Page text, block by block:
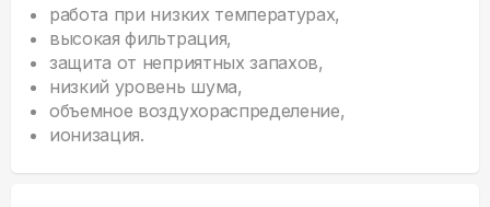
работа при низких температурах,
высокая фильтрация,
защита от неприятных запахов,
низкий уровень шума,
объемное воздухораспределение,
ионизация.